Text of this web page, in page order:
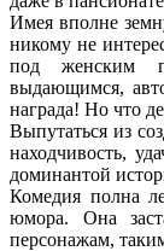
Имея вполне
никому не
под женским
выдающимся,
награда! Но что
Выпутаться из
находчивость,
доминантой
Комедия полна
юмора. Она
персонажам,